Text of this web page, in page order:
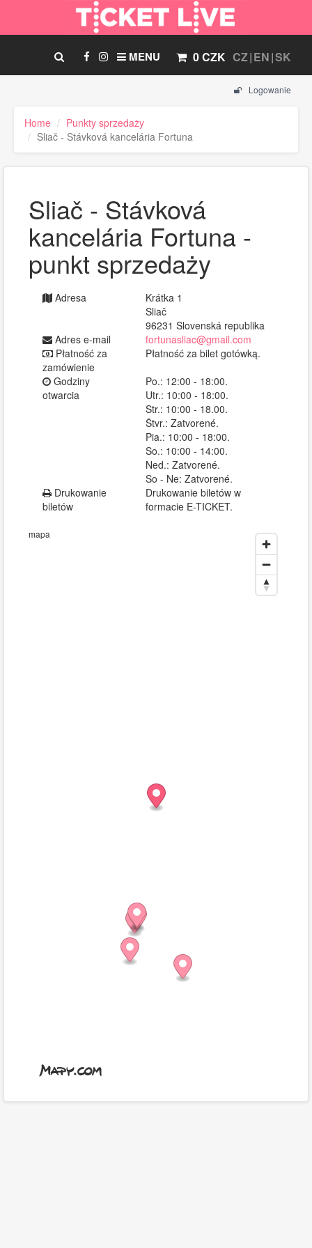
CZ EN SK
0 CZK
MENU
Logowanie
Home
Punkty sprzedaży
Sliač - Stávková kancelária Fortuna
Sliač - Stávková
kancelária Fortuna -
punkt sprzedaży
Adresa
Krátka 1
Sliač
96231 Slovenská republika
Adres e-mail
fortunasliac@gmail.com
Płatność za
zamówienie
Płatność za bilet gotówką.
Godziny
otwarcia
Po.: 12:00 - 18:00.
Utr.: 10:00 - 18:00.
Str.: 10:00 - 18.00.
Štvr.: Zatvorené.
Pia.: 10:00 - 18:00.
So.: 10:00 - 14:00.
Ned.: Zatvorené.
So - Ne: Zatvorené.
Drukowanie
biletów
Drukowanie biletów w
formacie E-TICKET.
mapa